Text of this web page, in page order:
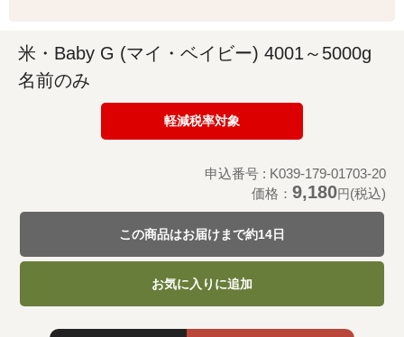
米・Baby G (マイ・ベイビー) 4001～5000g
名前のみ
軽減税率対象
申込番号 : K039-179-01703-20
価格： 9,180円(税込)
この商品はお届けまで約14日
お気に入りに追加